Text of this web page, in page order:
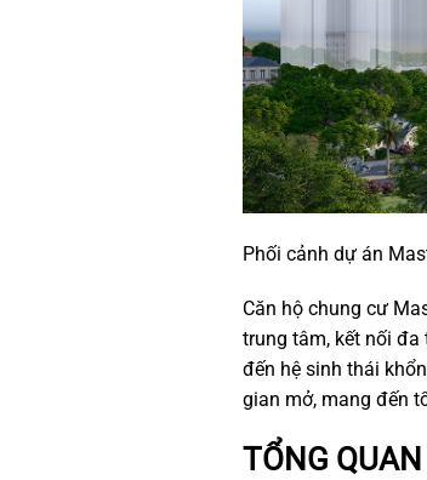
Phối cảnh dự án
Căn hộ chung cư
trung tâm, kết nối đa
đến hệ sinh thái
gian mở, mang đến
TỔNG